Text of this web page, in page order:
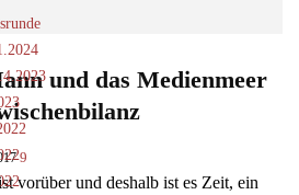
und das Medienmeer
9
vorüber und deshalb ist es Zeit, ein